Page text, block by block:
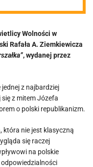
cień
Wolności w
Rafała A. Ziemkiewicza
, wydanej przez
z najbardziej
z mitem Józefa
o polski republikanizm.
która nie jest klasyczną
się raczej
na polskie
odpowiedzialności